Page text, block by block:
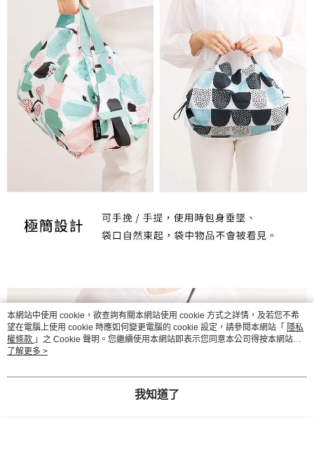
本網站中使用 cookie，欲查詢有關本網站使用 cookie 方式之詳情，及若您不希
望在電腦上使用 cookie 時應如何變更電腦的 cookie 設定，請參閱本網站「 隱私
權條款 」之 Cookie 聲明。您繼續使用本網站即表示您同意本公司得按本網站使
用條款之 Cookie 聲明使用 cookie。
了解更多 >
我知道了